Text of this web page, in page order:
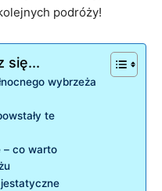
podróży!
się...
wybrzeża
te
– co warto